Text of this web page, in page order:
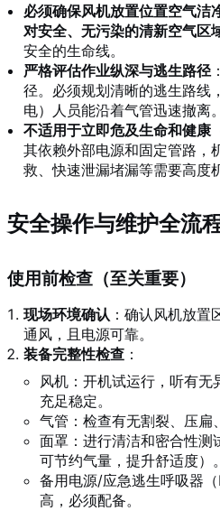
必须确保风机放置位置空气洁
对安全、无污染的清新空气区
安全的生命线。
严格评估作业纵深与逃生路径
径。必须规划清晰的逃生路线
电）人员能沿着气管迅速撤离。
不适用于立即危及生命和健康
其依赖外部电源和固定管路，
救、快速泄漏堵漏等需要高度
安全操作与维护全流
使用前检查（至关重要）
现场环境确认 ：确认风机放置
通风，且电源可靠。
装备完整性检查 ：
风机：开机试运行，听有
充足稳定。
气管：检查有无割裂、压扁
面罩：进行清洁和密合性测
可节约气量，提升舒适度）。
备用电源/应急逃生呼吸器
高，必须配备。